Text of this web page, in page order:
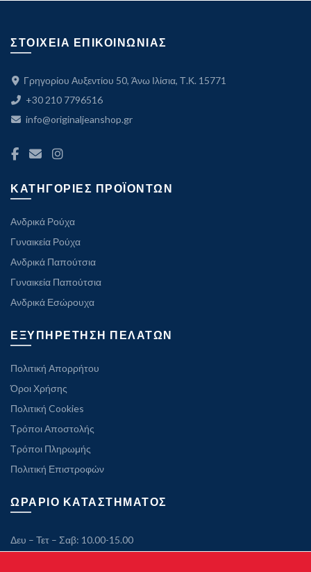
ΣΤΟΙΧΕΙΑ ΕΠΙΚΟΙΝΩΝΙΑΣ
Γρηγορίου Αυξεντίου 50, Άνω Ιλίσια, Τ.Κ. 15771
+30 210 7796516
info@originaljeanshop.gr
ΚΑΤΗΓΟΡΙΕΣ ΠΡΟΪΟΝΤΩΝ
Ανδρικά Ρούχα
Γυναικεία Ρούχα
Ανδρικά Παπούτσια
Γυναικεία Παπούτσια
Ανδρικά Εσώρουχα
ΕΞΥΠΗΡΕΤΗΣΗ ΠΕΛΑΤΩΝ
Πολιτική Απορρήτου
Όροι Χρήσης
Πολιτική Cookies
Τρόποι Αποστολής
Τρόποι Πληρωμής
Πολιτική Επιστροφών
ΩΡΑΡΙΟ ΚΑΤΑΣΤΗΜΑΤΟΣ
Δευ – Τετ – Σαβ: 10.00-15.00